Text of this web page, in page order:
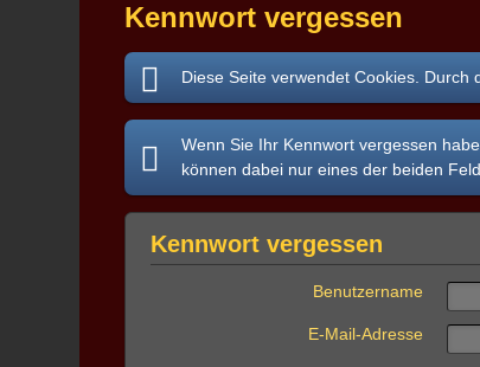
Kennwort vergessen
Diese Seite verwendet Cookies.
Wenn Sie Ihr Kennwort vergessen
können dabei nur eines der beiden
Kennwort vergessen
Benutzername
E-Mail-Adresse